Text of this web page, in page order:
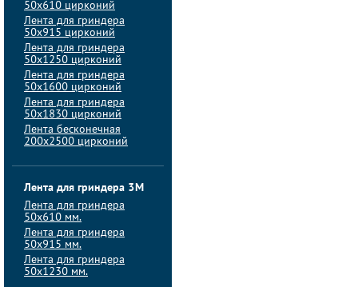
50х610 цирконий
Лента для гриндера
50х915 цирконий
Лента для гриндера
50х1250 цирконий
Лента для гриндера
50х1600 цирконий
Лента для гриндера
50x1830 цирконий
Лента бесконечная
200х2500 цирконий
Лента для гриндера 3M
Лента для гриндера
50x610 мм.
Лента для гриндера
50x915 мм.
Лента для гриндера
50x1230 мм.